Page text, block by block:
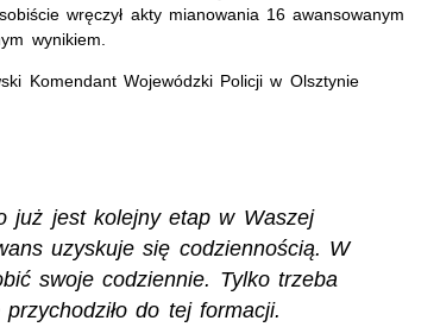
wręczył akty mianowania 16 awansowanym
wynikiem.
Komendant Wojewódzki Policji w Olsztynie
już jest kolejny etap w Waszej
uzyskuje się codziennością. W
swoje codziennie. Tylko trzeba
do tej formacji.